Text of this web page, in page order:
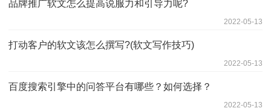
品牌推广软文怎么提高说服力和引导力呢?
2022-05-13
打动客户的软文该怎么撰写?(软文写作技巧)
2022-05-13
百度搜索引擎中的问答平台有哪些？如何选择？
2022-05-13